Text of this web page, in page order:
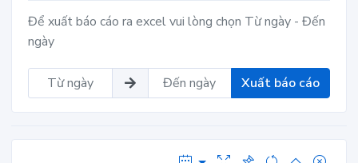
Để xuất báo cáo ra excel vui lòng chọn Từ ngày - Đến
ngày
Xuất báo cáo